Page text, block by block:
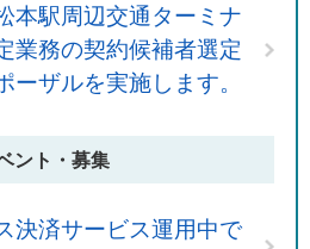
本駅周辺交通ターミナ
業務の契約候補者選定
ーザルを実施します。
ント・募集
決済サービス運用中で